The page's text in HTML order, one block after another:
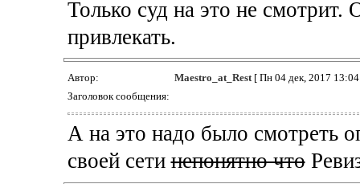
Только суд на это не смотрит.
привлекать.
Автор: Maestro_at_Rest[ Пн 04 дек, 2017
Заголовок сообщения:
А на это надо было смотреть
своей сетинепонятно что